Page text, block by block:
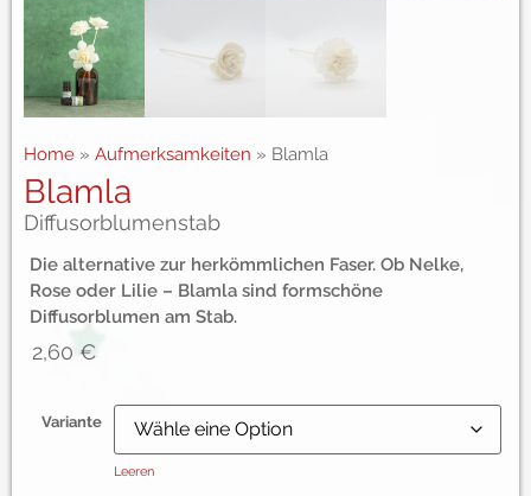
Home » Aufmerksamkeiten » Blamla
Blamla
Diffusorblumenstab
Die alternative zur herkömmlichen Faser. Ob Nelke,
Rose oder Lilie – Blamla sind formschöne
Diffusorblumen am Stab.
2,60 €
Variante
Leeren